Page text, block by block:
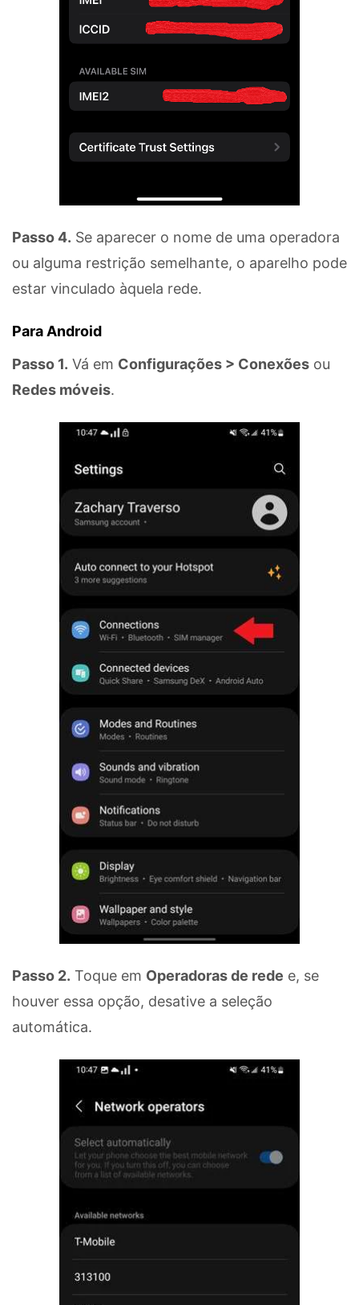
Passo 4. Se aparecer o nome de uma operadora
ou alguma restrição semelhante, o aparelho pode
estar vinculado àquela rede.
Para Android
Passo 1. Vá em Configurações > Conexões ou
Redes móveis.
Passo 2. Toque em Operadoras de rede e, se
houver essa opção, desative a seleção
automática.